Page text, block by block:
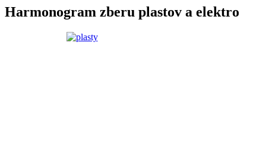
Harmonogram zberu plastov a elektro